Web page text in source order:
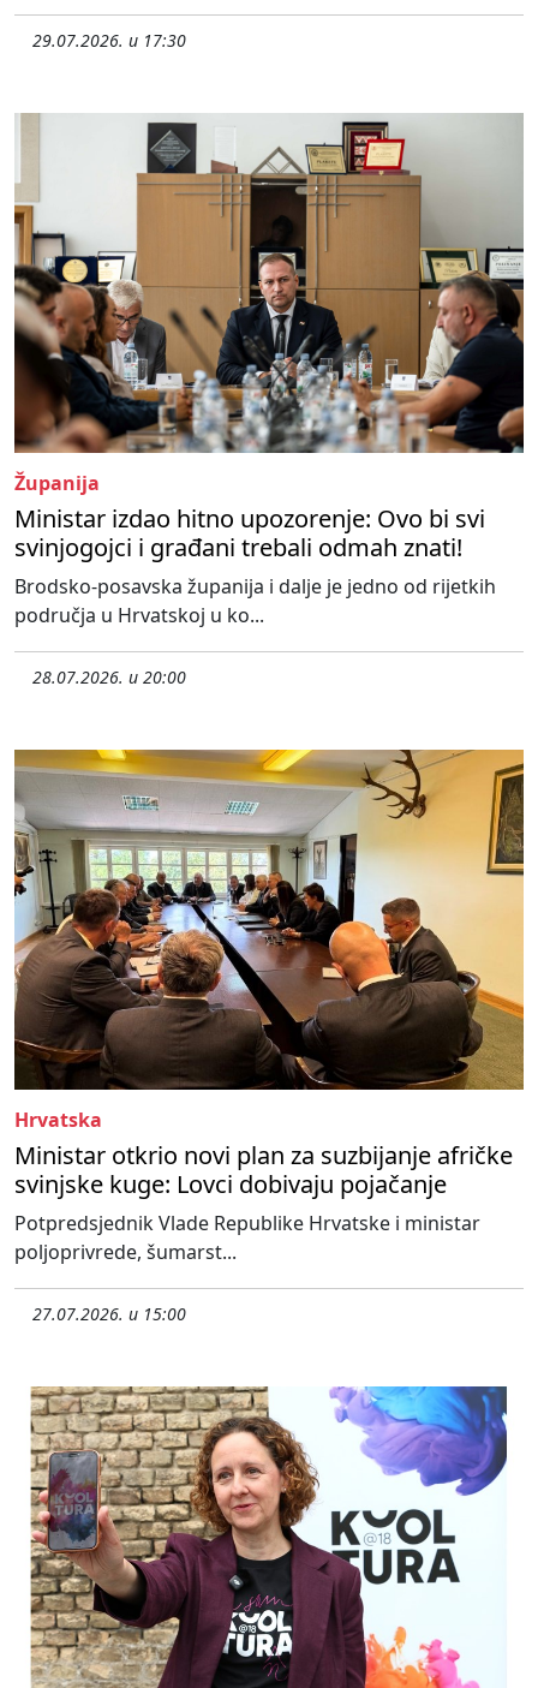
29.07.2026. u 17:30
Županija
Ministar izdao hitno upozorenje: Ovo bi svi
svinjogojci i građani trebali odmah znati!
Brodsko-posavska županija i dalje je jedno od rijetkih
područja u Hrvatskoj u ko...
28.07.2026. u 20:00
Hrvatska
Ministar otkrio novi plan za suzbijanje afričke
svinjske kuge: Lovci dobivaju pojačanje
Potpredsjednik Vlade Republike Hrvatske i ministar
poljoprivrede, šumarst...
27.07.2026. u 15:00